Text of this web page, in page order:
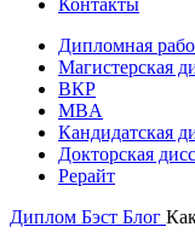
Контакты
Дипломная
Магистерская
ВКР
MBA
Кандидатская
Докторская
Рерайт
Диплом Бэст Блог